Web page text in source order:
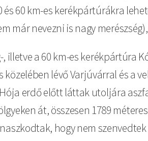
60 km-es kerékpártúrákra
már nevezni is nagy
illetve a 60 km-es kerékpártúra
lévő Varjúvárral és a
erdő előtt láttak utoljára
át, összesen 1789
hogy nem szenvedtek